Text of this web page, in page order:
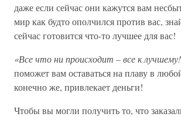
даже если сейчас они кажутся вам
мир как будто ополчился против вас,
сейчас готовится что-то лучшее для вас!
«Все что ни происходит – все к
поможет вам оставаться на плаву в
конечно же, привлекает деньги!
Чтобы вы могли получить то, что